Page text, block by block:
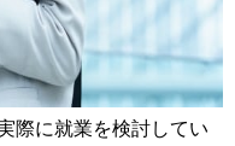
際に就業を検討してい